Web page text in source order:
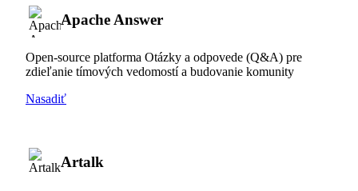
Apache Answer
Open-source platforma Otázky a odpovede (Q&A) pre
zdieľanie tímových vedomostí a budovanie komunity
Nasadiť
Artalk